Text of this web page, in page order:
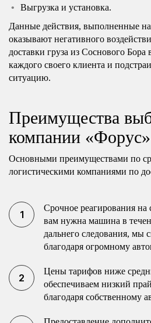
Выгрузка и установка.
Данные действия, выполненные
оказывают негативного
доставки груза из Соснового
каждого своего клиента и
ситуацию.
Преимущества
компании «Форус»
Основными преимуществами по
логистическими компаниями по
Срочное реагирования
вам нужна машина в
дальнего следования, мы
благодаря огромному
Цены тарифов ниже
обеспечиваем низкий
благодаря собственному